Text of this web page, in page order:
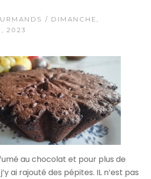
/ DIMANCHE,
2023
au chocolat et pour plus de
ai rajouté des pépites. IL n’est pas